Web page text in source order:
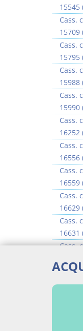
15545
Cass.
15709
Cass.
15795
Cass.
15988
Cass.
15990
Cass.
16252
Cass.
16556
Cass.
16559
Cass.
16629
Cass.
16631
Cass.
Cass.
16637
>>